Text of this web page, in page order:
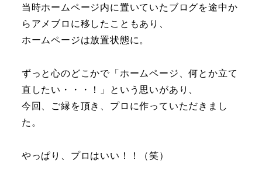
当時ホームページ内に置いていたブログを途中か
らアメブロに移したこともあり、
ホームページは放置状態に。
ずっと心のどこかで「ホームページ、何とか立て
直したい・・・！」という思いがあり、
今回、ご縁を頂き、プロに作っていただきまし
た。
やっぱり、プロはいい！！（笑）